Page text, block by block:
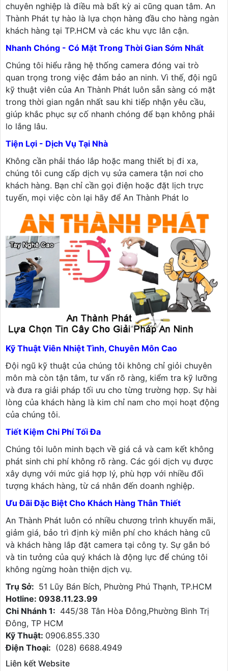
chuyên nghiệp là điều mà bất kỳ ai cũng quan tâm. An
Thành Phát tự hào là lựa chọn hàng đầu cho hàng ngàn
khách hàng tại TP.HCM và các khu vực lân cận.
Nhanh Chóng - Có Mặt Trong Thời Gian Sớm Nhất
Chúng tôi hiểu rằng hệ thống camera đóng vai trò
quan trọng trong việc đảm bảo an ninh. Vì thế, đội ngũ
kỹ thuật viên của An Thành Phát luôn sẵn sàng có mặt
trong thời gian ngắn nhất sau khi tiếp nhận yêu cầu,
giúp khắc phục sự cố nhanh chóng để bạn không phải
lo lắng lâu.
Tiện Lợi - Dịch Vụ Tại Nhà
Không cần phải tháo lắp hoặc mang thiết bị đi xa,
chúng tôi cung cấp dịch vụ sửa camera tận nơi cho
khách hàng. Bạn chỉ cần gọi điện hoặc đặt lịch trực
tuyến, mọi việc còn lại hãy để An Thành Phát lo
Kỹ Thuật Viên Nhiệt Tình, Chuyên Môn Cao
Đội ngũ kỹ thuật của chúng tôi không chỉ giỏi chuyên
môn mà còn tận tâm, tư vấn rõ ràng, kiểm tra kỹ lưỡng
và đưa ra giải pháp tối ưu cho từng trường hợp. Sự hài
lòng của khách hàng là kim chỉ nam cho mọi hoạt động
của chúng tôi.
Tiết Kiệm Chi Phí Tối Đa
Chúng tôi luôn minh bạch về giá cả và cam kết không
phát sinh chi phí không rõ ràng. Các gói dịch vụ được
xây dựng với mức giá hợp lý, phù hợp với nhiều đối
tượng khách hàng, từ cá nhân đến doanh nghiệp.
Ưu Đãi Đặc Biệt Cho Khách Hàng Thân Thiết
An Thành Phát luôn có nhiều chương trình khuyến mãi,
giảm giá, bảo trì định kỳ miễn phí cho khách hàng cũ
và khách hàng lắp đặt camera tại công ty. Sự gắn bó
và tin tưởng của quý khách là động lực để chúng tôi
không ngừng hoàn thiện dịch vụ.
Trụ Sở: 51 Lũy Bán Bích, Phường Phú Thạnh, TP.HCM
Hotline: 0938.11.23.99
Chi Nhánh 1: 445/38 Tân Hòa Đông,Phường Bình Trị
Đông, TP HCM
Kỹ Thuật: 0906.855.330
Điện Thoại: (028) 6688.4949
Liên kết Website